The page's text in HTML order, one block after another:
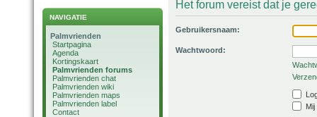
NAVIGATIE
Palmvrienden
Startpagina
Agenda
Kortingskaart
Palmvrienden forums
Palmvrienden chat
Palmvrienden wiki
Palmvrienden maps
Palmvrienden label
Contact
Het forum vereist dat je
Gebruikersnaam:
Wachtwoord: